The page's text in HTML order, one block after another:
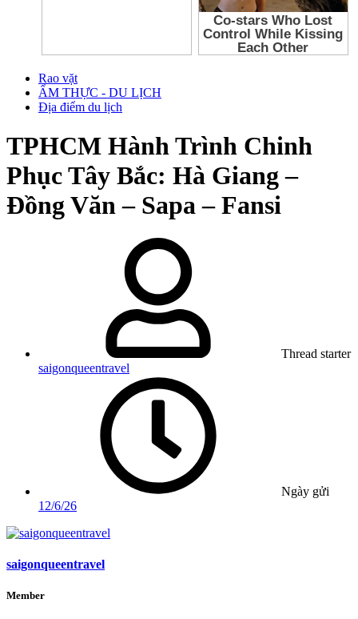
Rao vặt
ẨM THỰC - DU LỊCH
Địa điểm du lịch
TPHCM Hành Trình Chinh
Phục Tây Bắc: Hà Giang –
Đồng Văn – Sapa – Fansi
Thread starter
saigonqueentravel
Ngày gửi
12/6/26
saigonqueentravel
Member